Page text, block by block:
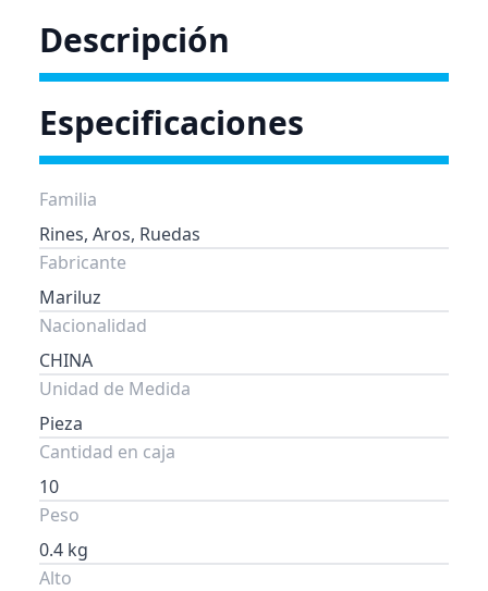
Descripción
Especificaciones
Familia
Rines, Aros, Ruedas
Fabricante
Mariluz
Nacionalidad
CHINA
Unidad de Medida
Pieza
Cantidad en caja
10
Peso
0.4 kg
Alto